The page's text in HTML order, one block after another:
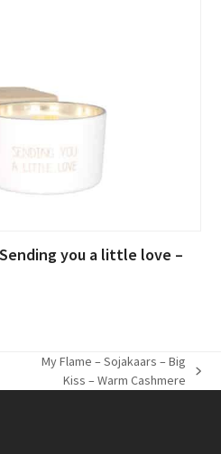
you a little love –
My Flame – Sojakaars – Big
Kiss – Warm Cashmere